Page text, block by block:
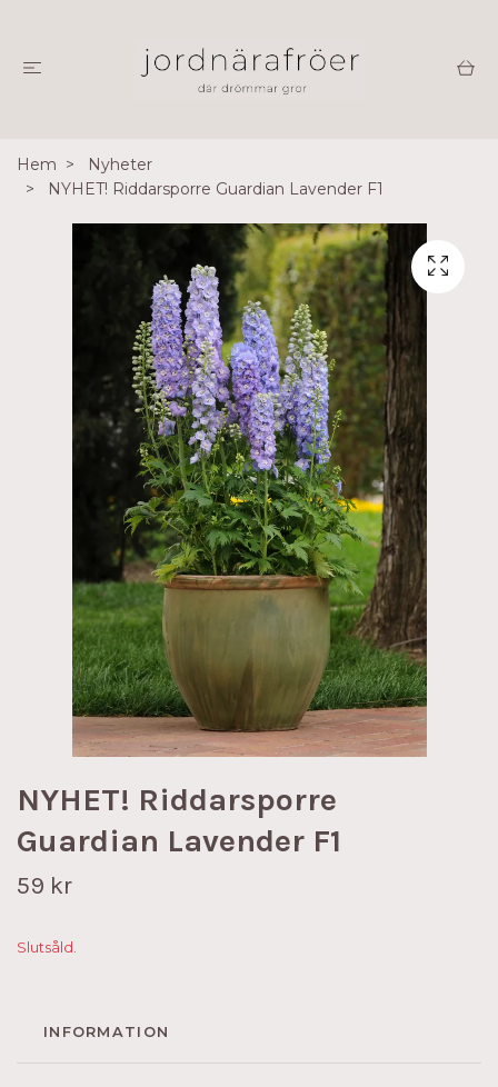
Hem
Nyheter
NYHET! Riddarsporre Guardian Lavender F1
NYHET! Riddarsporre
Guardian Lavender F1
59 kr
Slutsåld.
INFORMATION